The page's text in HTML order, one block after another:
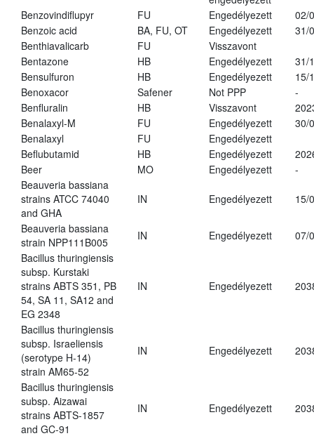
Benzovindiflupyr
FU Engedélyezett
02/
Benzoic acid
BA, FU, OT Engedélyezett
31/
Benthiavalicarb
FU
Visszavont
Bentazone
HB Engedélyezett
31/
Bensulfuron
HB Engedélyezett
15/
Benoxacor
Safener Not PPP
-
Benfluralin
HB Visszavont
Benalaxyl-M
FU Engedélyezett
30/
Benalaxyl
FU
Engedélyezett
Beflubutamid
HB Engedélyezett
Beer
MO Engedélyezett
-
Beauveria bassiana
strains ATCC 74040
and GHA
IN Engedélyezett 15/
Beauveria bassiana
strain NPP111B005
IN Engedélyezett
07/
Bacillus thuringiensis
subsp. Kurstaki
strains ABTS 351, PB
54, SA 11, SA12 and
EG 2348
IN Engedélyezett
Bacillus thuringiensis
subsp. Israeliensis
(serotype H-14)
strain AM65-52
IN Engedélyezett
Bacillus thuringiensis
subsp. Aizawai
strains ABTS-1857
and GC-91
IN Engedélyezett